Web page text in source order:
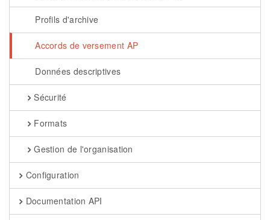
Profils d'archive
Accords de versement AP
Données descriptives
Sécurité
Formats
Gestion de l'organisation
Configuration
Documentation API